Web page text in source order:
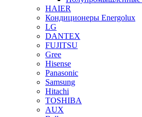
HAIER
Кондиционеры Energolux
LG
DANTEX
FUJITSU
Gree
Hisense
Panasonic
Samsung
Hitachi
TOSHIBA
AUX